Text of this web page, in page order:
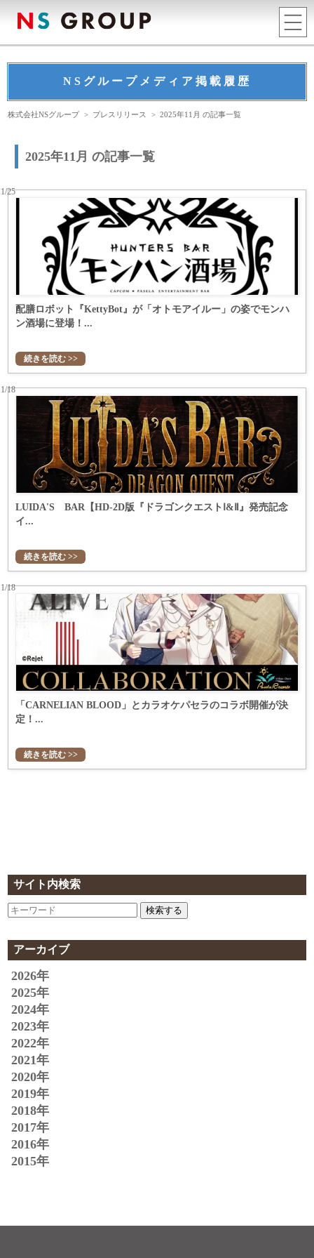
NSグループメディア掲載履歴
株式会社NSグループ > プレスリリース >2025年11月 の記事一覧
サイト内検索
検索する
アーカイブ
2026年
2025年
2024年
2023年
2022年
2021年
2020年
2019年
2018年
2017年
2016年
2015年
2025年11月 の記事一覧
配膳ロボット『KettyBot』が「オトモアイルー」の姿でモンハ
ン酒場に登場！...
25
続きを読む >>
LUIDA'S BAR【HD-2D版『ドラゴンクエストⅠ&Ⅱ』発売記念
イ...
18
続きを読む >>
「CARNELIAN BLOOD」とカラオケパセラのコラボ開催が決
定！...
18
続きを読む >>